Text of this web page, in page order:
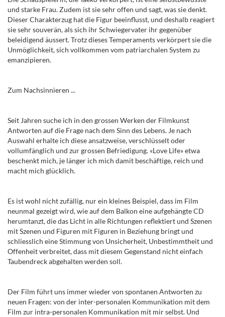
und starke Frau. Zudem ist sie sehr offen und sagt, was sie denkt.
Dieser Charakterzug hat die Figur beeinflusst, und deshalb reagiert
sie sehr souverän, als sich ihr Schwiegervater ihr gegenüber
beleidigend äussert. Trotz dieses Temperaments verkörpert sie die
Unmöglichkeit, sich vollkommen vom patriarchalen System zu
emanzipieren.
Zum Nachsinnieren ...
Seit Jahren suche ich in den grossen Werken der Filmkunst
Antworten auf die Frage nach dem Sinn des Lebens. Je nach
Auswahl erhalte ich diese ansatzweise, verschlüsselt oder
vollumfänglich und zur grossen Befriedigung. «Love Life» etwa
beschenkt mich, je länger ich mich damit beschäftige, reich und
macht mich glücklich.
Es ist wohl nicht zufällig, nur ein kleines Beispiel, dass im Film
neunmal gezeigt wird, wie auf dem Balkon eine aufgehängte CD
herumtanzt, die das Licht in alle Richtungen reflektiert und Szenen
mit Szenen und Figuren mit Figuren in Beziehung bringt und
schliesslich eine Stimmung von Unsicherheit, Unbestimmtheit und
Offenheit verbreitet, dass mit diesem Gegenstand nicht einfach
Taubendreck abgehalten werden soll.
Der Film führt uns immer wieder von spontanen Antworten zu
neuen Fragen: von der inter-personalen Kommunikation mit dem
Film zur intra-personalen Kommunikation mit mir selbst. Und